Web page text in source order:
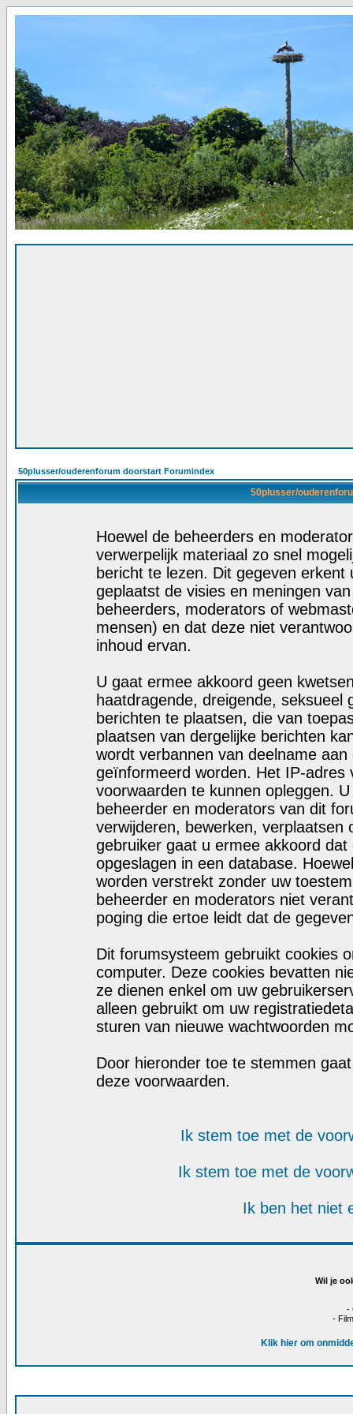
50plusser/ouderenforum doorstart Forumindex
50plusser/
Hoewel de beheerders en
verwerpelijk materiaal zo snel
bericht te lezen. Dit gegeven
geplaatst de visies en meningen
beheerders, moderators of
mensen) en dat deze niet
inhoud ervan.
U gaat ermee akkoord geen
haatdragende, dreigende, seksueel
berichten te plaatsen, die van
plaatsen van dergelijke berichten
wordt verbannen van deelname
geïnformeerd worden. Het IP-adres
voorwaarden te kunnen opleggen.
beheerder en moderators van dit
verwijderen, bewerken, verplaatsen
gebruiker gaat u ermee akkoord
opgeslagen in een database.
worden verstrekt zonder uw
beheerder en moderators niet
poging die ertoe leidt dat de
Dit forumsysteem gebruikt cookies
computer. Deze cookies bevatten
ze dienen enkel om uw
alleen gebruikt om uw
sturen van nieuwe wachtwoorden
Door hieronder toe te stemmen
deze voorwaarden.
Ik stem toe met de
Ik stem toe met de
Ik ben het niet
Wil je
-
-
Klik hier om